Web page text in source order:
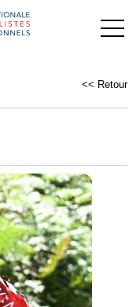
<< Retour